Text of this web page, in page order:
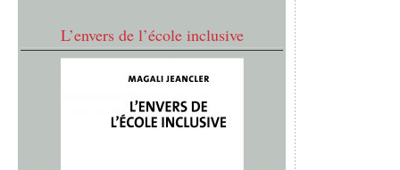
L’envers de l’école inclusive